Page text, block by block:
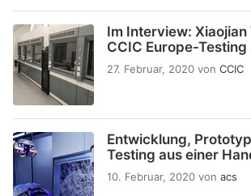
Im Interview:
CCIC Europe-Testing
27. Februar, 2020 von CCIC
Entwicklung,
Testing aus einer
10. Februar, 2020 von acs